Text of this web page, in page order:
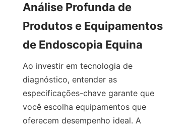
Análise Profunda de
Produtos e Equipamentos
de Endoscopia Equina
Ao investir em tecnologia de
diagnóstico, entender as
especificações-chave garante que
você escolha equipamentos que
oferecem desempenho ideal. A